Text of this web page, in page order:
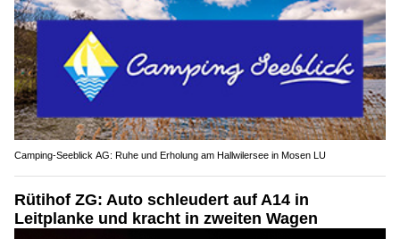
Camping-Seeblick AG: Ruhe und Erholung am Hallwilersee in Mosen LU
Rütihof ZG: Auto schleudert auf A14 in
Leitplanke und kracht in zweiten Wagen